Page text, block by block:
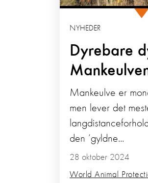
Dyrebare
NYHEDER
28 oktober 2024
World Animal
Mankeulve er
men lever det
den ’gyldne...